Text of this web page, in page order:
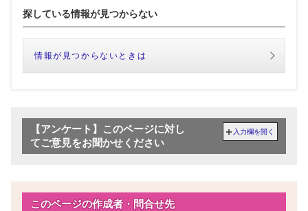
探している情報が見つからない
情報が見つからないときは
【アンケート】このページに対し
てご意見をお聞かせください
入力欄を開く
このページの作成者・問合せ先